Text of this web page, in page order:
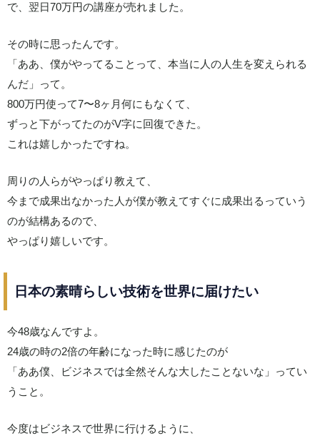
で、翌日70万円の講座が売れました。
その時に思ったんです。
「ああ、僕がやってることって、本当に人の人生を変えられる
んだ」って。
800万円使って7〜8ヶ月何にもなくて、
ずっと下がってたのがV字に回復できた。
これは嬉しかったですね。
周りの人らがやっぱり教えて、
今まで成果出なかった人が僕が教えてすぐに成果出るっていう
のが結構あるので、
やっぱり嬉しいです。
日本の素晴らしい技術を世界に届けたい
今48歳なんですよ。
24歳の時の2倍の年齢になった時に感じたのが
「ああ僕、ビジネスでは全然そんな大したことないな」ってい
うこと。
今度はビジネスで世界に行けるように、